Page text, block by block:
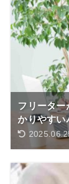
フリーター
かりやすい